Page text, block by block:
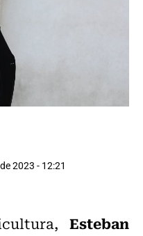
2023 - 12:21
Esteban